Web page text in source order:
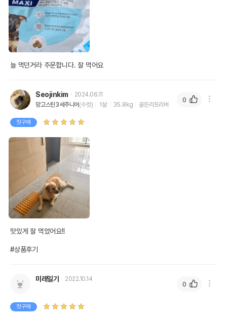
늘 먹던거라 주문합니다. 잘 먹어요
Seojinkim
2024.06.11
망고스틴3세주니어 (수컷) 1살 35.8kg 골든리트리버
첫구매
맛있게 잘 먹었어요!!
#상품후기
0
미래일기 2022.10.14
첫구매
0